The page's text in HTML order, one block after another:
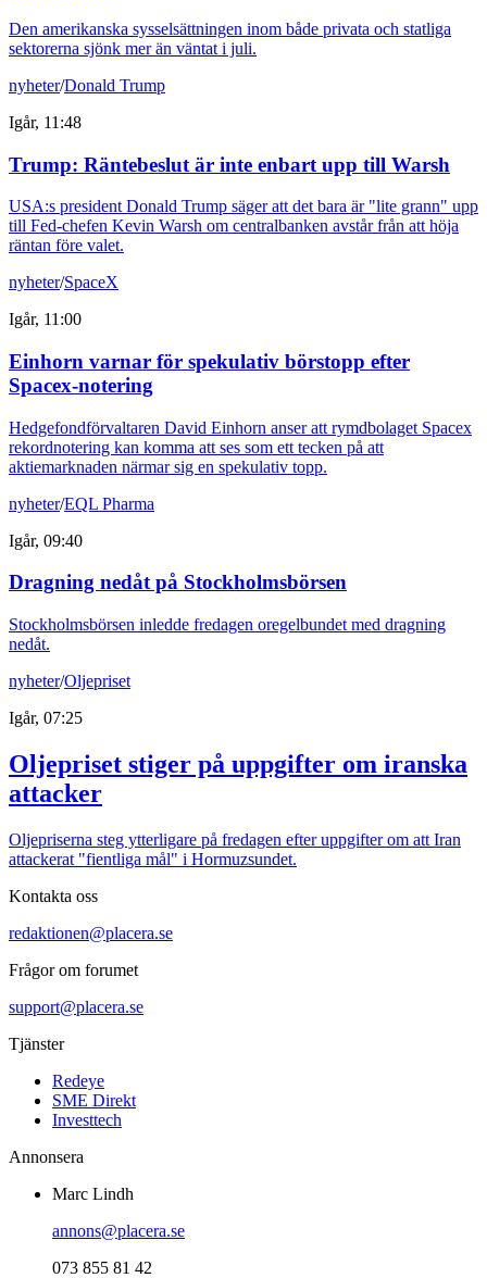
Den amerikanska sysselsättningen inom både privata och statliga
sektorerna sjönk mer än väntat i juli.
nyheter/Donald Trump
Igår, 11:48
Trump: Räntebeslut är inte enbart upp till Warsh
USA:s president Donald Trump säger att det bara är "lite grann" upp
till Fed-chefen Kevin Warsh om centralbanken avstår från att höja
räntan före valet.
nyheter/SpaceX
Igår, 11:00
Einhorn varnar för spekulativ börstopp efter
Spacex-notering
Hedgefondförvaltaren David Einhorn anser att rymdbolaget Spacex
rekordnotering kan komma att ses som ett tecken på att
aktiemarknaden närmar sig en spekulativ topp.
nyheter/EQL Pharma
Igår, 09:40
Dragning nedåt på Stockholmsbörsen
Stockholmsbörsen inledde fredagen oregelbundet med dragning
nedåt.
nyheter/Oljepriset
Igår, 07:25
Oljepriset stiger på uppgifter om iranska
attacker
Oljepriserna steg ytterligare på fredagen efter uppgifter om att Iran
attackerat "fientliga mål" i Hormuzsundet.
Kontakta oss
redaktionen@placera.se
Frågor om forumet
support@placera.se
Tjänster
Redeye
SME Direkt
Investtech
Annonsera
Marc Lindh
annons@placera.se
073 855 81 42